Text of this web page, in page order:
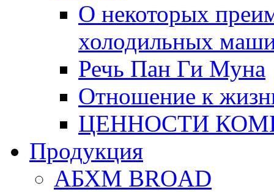
О некоторых
холодильных
Речь Пан Ги Муна
Отношение к
ЦЕННОСТИ
Продукция
АБХМ BROAD